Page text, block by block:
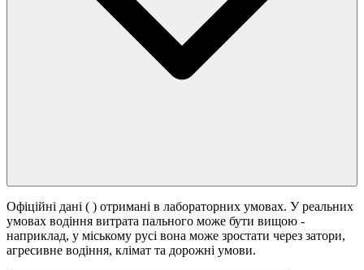
Офіційні дані ( ) отримані в лабораторних умовах. У реальних
умовах водіння витрата пального може бути вищою -
наприклад, у міському русі вона може зростати через затори,
агресивне водіння, клімат та дорожні умови.